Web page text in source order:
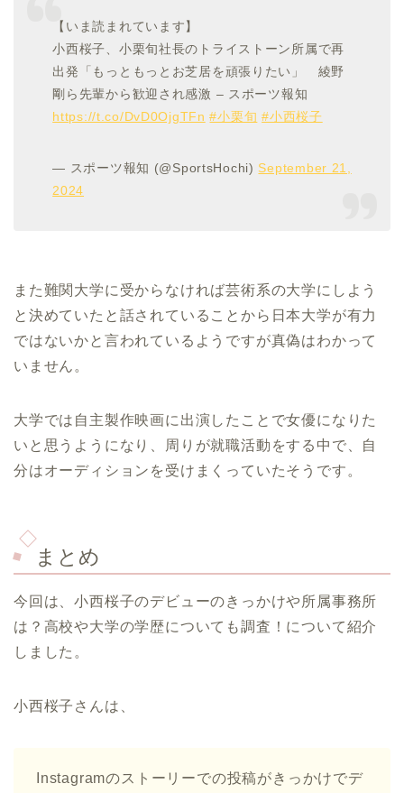
【いま読まれています】
小西桜子、小栗旬社長のトライストーン所属で再
出発「もっともっとお芝居を頑張りたい」 綾野
剛ら先輩から歓迎され感激 – スポーツ報知
https://t.co/DvD0OjgTFn #小栗旬 #小西桜子
— スポーツ報知 (@SportsHochi) September 21,
2024
また難関大学に受からなければ芸術系の大学にしよう
と決めていたと話されていることから日本大学が有力
ではないかと言われているようですが真偽はわかって
いません。
大学では自主製作映画に出演したことで女優になりた
いと思うようになり、周りが就職活動をする中で、自
分はオーディションを受けまくっていたそうです。
まとめ
今回は、小西桜子のデビューのきっかけや所属事務所
は？高校や大学の学歴についても調査！について紹介
しました。
小西桜子さんは、
Instagramのストーリーでの投稿がきっかけでデ